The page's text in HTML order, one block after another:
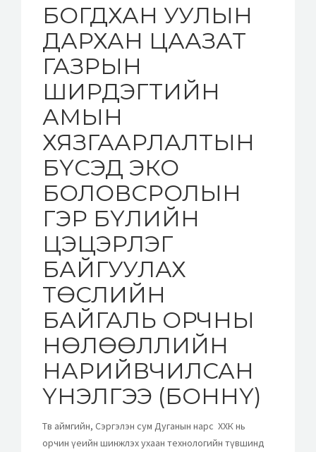
БОГДХАН УУЛЫН
ДАРХАН ЦААЗАТ
ГАЗРЫН
ШИРДЭГТИЙН
АМЫН
ХЯЗГААРЛАЛТЫН
БҮСЭД ЭКО
БОЛОВСРОЛЫН
ГЭР БҮЛИЙН
ЦЭЦЭРЛЭГ
БАЙГУУЛАХ
ТӨСЛИЙН
БАЙГАЛЬ ОРЧНЫ
НӨЛӨӨЛЛИЙН
НАРИЙВЧИЛСАН
ҮНЭЛГЭЭ (БОННҮ)
Төв аймгийн, Сэргэлэн сум Дуганын нарс ХХК нь
орчин үеийн шинжлэх ухаан технологийн түвшинд